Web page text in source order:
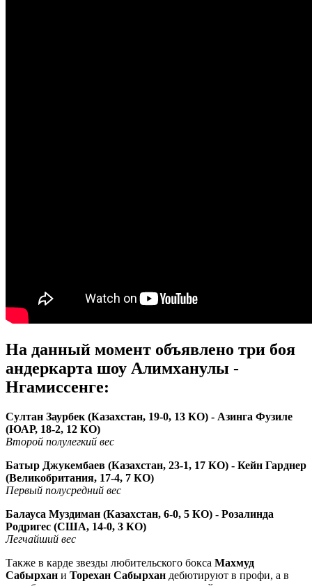
На данный момент объявлено три боя
андеркарта шоу Алимханулы -
Нгамиссенге:
Султан Заурбек (Казахстан, 19-0, 13 КО) - Азинга Фузиле
(ЮАР, 18-2, 12 КО)
Второй полулегкий вес
Батыр Джукембаев (Казахстан, 23-1, 17 КО) - Кейн Гарднер
(Великобритания, 17-4, 7 КО)
Первый полусредний вес
Балауса Муздиман (Казахстан, 6-0, 5 КО) - Розалинда
Родригес (США, 14-0, 3 КО)
Легчайший вес
Также в карде звезды любительского бокса Махмуд
Сабырхан и Торехан Сабырхан дебютируют в профи, а в